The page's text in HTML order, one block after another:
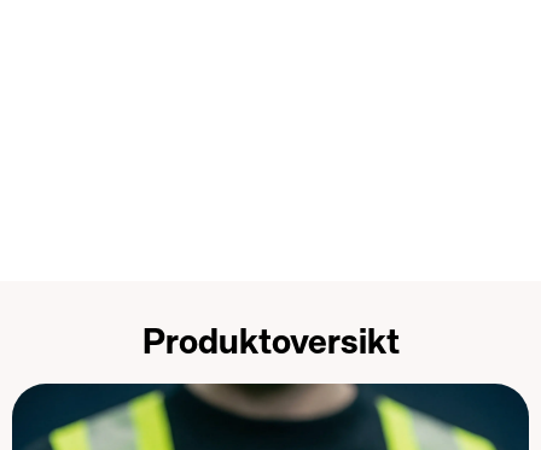
Produktoversikt